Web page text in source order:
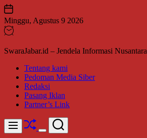
Skip
to
content
Minggu, Agustus 9 2026
SwaraJabar.id – Jendela Informasi Nusantara
Tentang kami
Pedoman Media Siber
Redaksi
Pasang Iklan
Partner’s Link
Menu Shuffle
Switch
Search